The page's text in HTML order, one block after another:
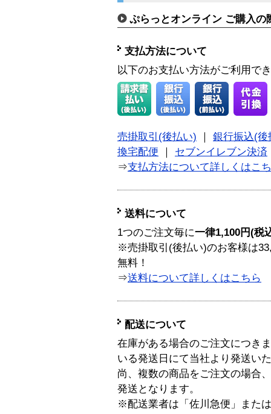
ぷらっとオンライン ご購入の
支払方法について
以下のお支払い方法がご利用で
売掛取引(後払い)
銀行振込(後
換宅配便
セブンイレブン決済
⇒支払方法について詳しくはこ
送料について
1つのご注文毎に一律1,100円(税
※売掛取引(後払い)のお客様は
無料！
⇒送料について詳しくはこちら
配送について
在庫がある場合のご注文につき
いる発送日にて当社より発送い
尚、複数の商品をご注文の場合
発送となります。
※配送業者は「佐川急便」また